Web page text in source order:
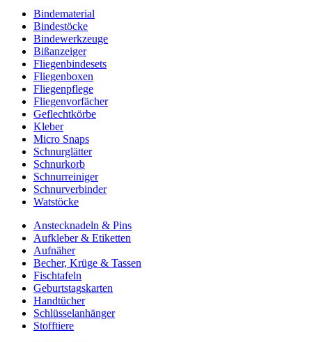
Bindematerial
Bindestöcke
Bindewerkzeuge
Bißanzeiger
Fliegenbindesets
Fliegenboxen
Fliegenpflege
Fliegenvorfächer
Geflechtkörbe
Kleber
Micro Snaps
Schnurglätter
Schnurkorb
Schnurreiniger
Schnurverbinder
Watstöcke
Anstecknadeln & Pins
Aufkleber & Etiketten
Aufnäher
Becher, Krüge & Tassen
Fischtafeln
Geburtstagskarten
Handtücher
Schlüsselanhänger
Stofftiere